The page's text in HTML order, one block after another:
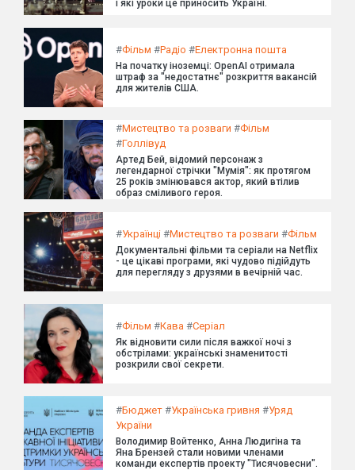
і які уроки це приносить Україні.
#Фільм #Радіо #Електронна пошта
На початку іноземці: OpenAI отримала
штраф за "недостатнє" розкриття вакансій
для жителів США.
#Мистецтво та розваги #Фільм
#Голлівуд
Артед Бей, відомий персонаж з
легендарної стрічки "Мумія": як протягом
25 років змінювався актор, який втілив
образ сміливого героя.
#Українці #Мистецтво та розваги #Фільм
Документальні фільми та серіали на Netflix
- це цікаві програми, які чудово підійдуть
для перегляду з друзями в вечірній час.
#Фільм #Кава #Серіал
Як відновити сили після важкої ночі з
обстрілами: українські знаменитості
розкрили свої секрети.
#Бюджет #Українська гривня #Уряд
України
Володимир Войтенко, Анна Людигіна та
Яна Брензей стали новими членами
команди експертів проекту "Тисячовесни".